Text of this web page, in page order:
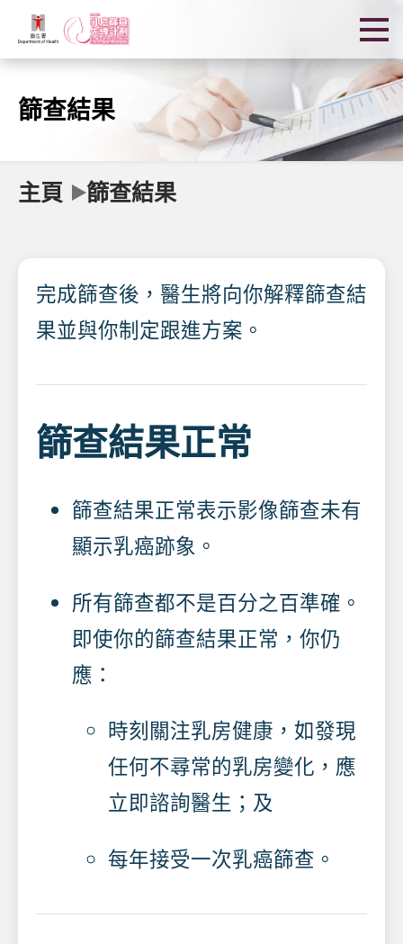
篩查結果
主頁 篩查結果
完成篩查後，醫生將向你解釋篩查結
果並與你制定跟進方案。
篩查結果正常
篩查結果正常表示影像篩查未有
顯示乳癌跡象。
所有篩查都不是百分之百準確。
即使你的篩查結果正常，你仍
應：
時刻關注乳房健康，如發現
任何不尋常的乳房變化，應
立即諮詢醫生；及
每年接受一次乳癌篩查。